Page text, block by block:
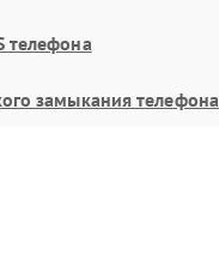
телефона
замыкания телефона